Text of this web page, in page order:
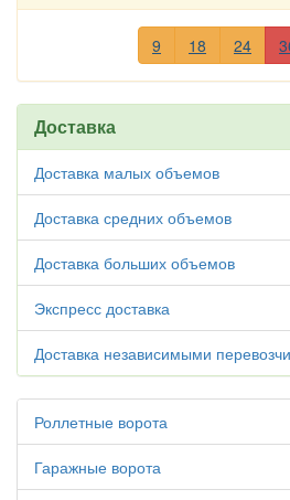
9 18 24
Доставка
Доставка малых объемов
Доставка средних объемов
Доставка больших объемов
Экспресс доставка
Доставка независимыми
Роллетные ворота
Гаражные ворота